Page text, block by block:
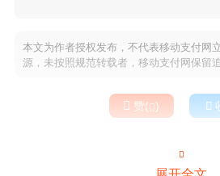
本文为作者授权发布，不代表移动支付网
源，未按照规范转载者，移动支付网保留
 赞() 
